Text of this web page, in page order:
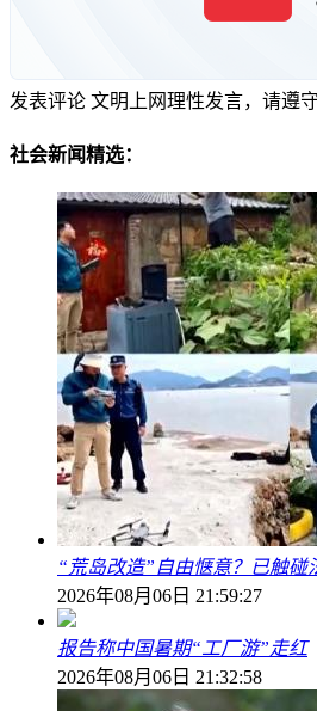
发表评论 文明上网理性发言，请遵
社会新闻精选：
“荒岛改造”自由惬意？已触
2026年08月06日 21:59:27
报告称中国暑期“工厂游”走红
2026年08月06日 21:32:58